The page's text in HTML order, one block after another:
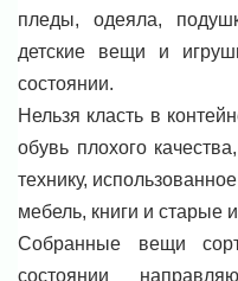
пледы, одеяла,
детские вещи и
состоянии.
Нельзя класть в
обувь плохого
технику,
мебель, книги и старые
Собранные вещи
состоянии